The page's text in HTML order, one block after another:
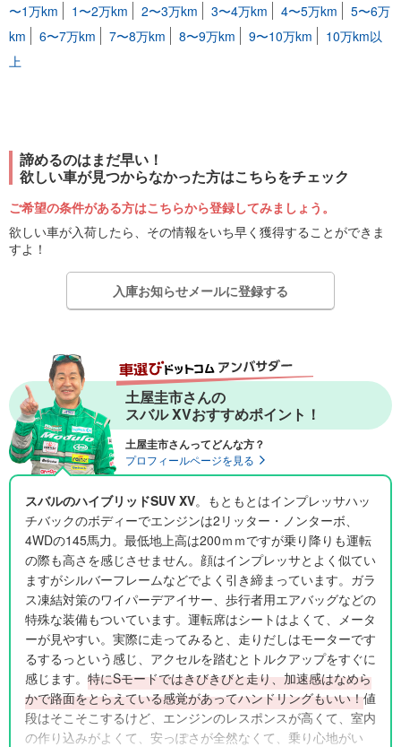
〜1万km 1〜2万km 2〜3万km 3〜4万km 4〜5万km
5〜6万
km
6〜7万km 7〜8万km 8〜9万km 9〜10万km
10万km以
上
諦めるのはまだ早い！
欲しい車が見つからなかった方はこちらをチェック
ご希望の条件がある方はこちらから登録してみましょう。
欲しい車が入荷したら、その情報をいち早く獲得することができま
すよ！
入庫お知らせメールに登録する
土屋圭市さんの
スバル XVおすすめポイント！
土屋圭市さんってどんな方？
プロフィールページを見る
スバルのハイブリッドSUV XV。もともとはインプレッサハッ
チバックのボディーでエンジンは2リッター・ノンターボ、
4WDの145馬力。最低地上高は200ｍｍですが乗り降りも運転
の際も高さを感じさせません。顔はインプレッサとよく似てい
ますがシルバーフレームなどでよく引き締まっています。ガラ
ス凍結対策のワイパーデアイサー、歩行者用エアバッグなどの
特殊な装備もついています。運転席はシートはよくて、メータ
ーが見やすい。実際に走ってみると、走りだしはモーターです
るするっという感じ、アクセルを踏むとトルクアップをすぐに
感じます。 特にSモードではきびきびと走り、加速感はなめら
かで路面をとらえている感覚があってハンドリングもいい！値
段はそこそこするけど、エンジンのレスポンスが高くて、室内
の作り込みがよくて、安っぽさが全然なくて、乗り心地がい